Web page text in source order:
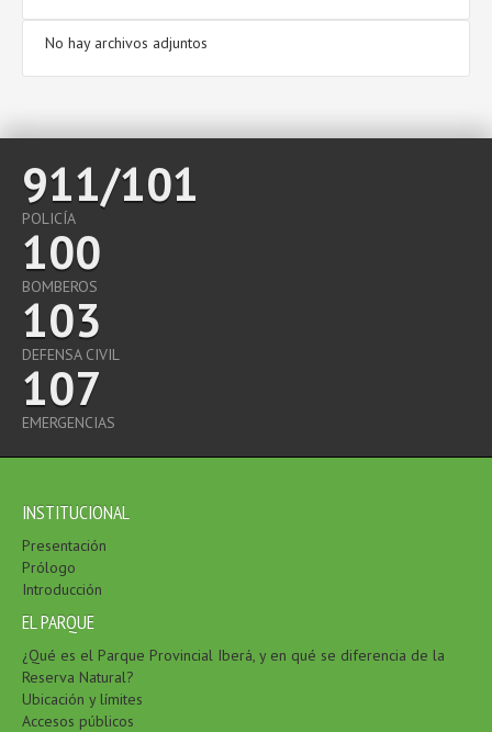
No hay archivos adjuntos
911/101
POLICÍA
100
BOMBEROS
103
DEFENSA CIVIL
107
EMERGENCIAS
INSTITUCIONAL
Presentación
Prólogo
Introducción
EL PARQUE
¿Qué es el Parque Provincial Iberá, y en qué se diferencia de la
Reserva Natural?
Ubicación y límites
Accesos públicos